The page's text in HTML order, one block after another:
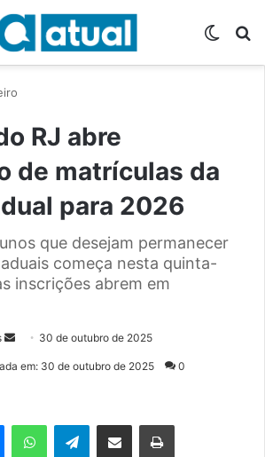
RJ abre
de matrículas da
para 2026
que desejam permanecer
começa nesta quinta-
inscrições abrem em
e
30 de outubro de 2025
em: 30 de outubro de 2025 0
Telegram